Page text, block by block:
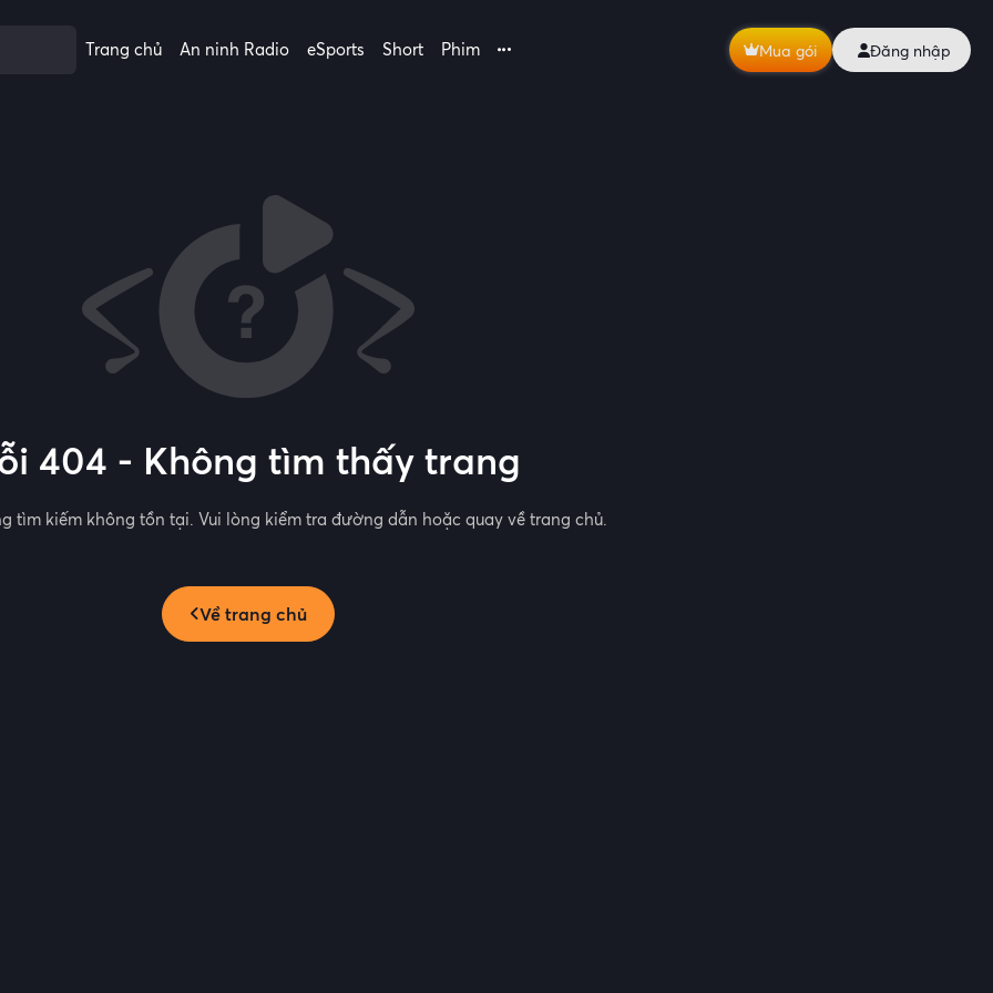
Trang chủ An ninh Radio eSports Short Phim Mua gói Đăng nhập
404 - Không tìm thấy trang
tìm kiếm không tồn tại. Vui lòng kiểm tra đường dẫn hoặc quay về trang chủ.
Về trang chủ